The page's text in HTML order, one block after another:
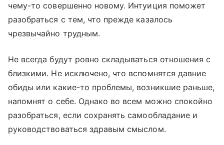
чему-то совершенно новому. Интуиция поможет
разобраться с тем, что прежде казалось
чрезвычайно трудным.
Не всегда будут ровно складываться отношения с
близкими. Не исключено, что вспомнятся давние
обиды или какие-то проблемы, возникшие раньше,
напомнят о себе. Однако во всем можно спокойно
разобраться, если сохранять самообладание и
руководствоваться здравым смыслом.